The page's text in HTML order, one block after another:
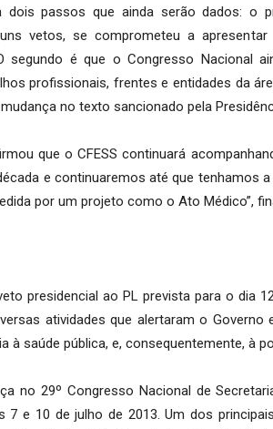
dois passos que ainda serão dados: o
vetos, se comprometeu a
segundo é que o Congresso Nacional
profissionais, frentes e entidades da
no texto sancionado pela
que o CFESS continuará
e continuaremos até que tenhamos
por um projeto como o Ato Médico”,
presidencial ao PL prevista para o dia
atividades que alertaram o
saúde pública, e, consequentemente, à
no 29º Congresso Nacional de
7 e 10 de julho de 2013. Um dos